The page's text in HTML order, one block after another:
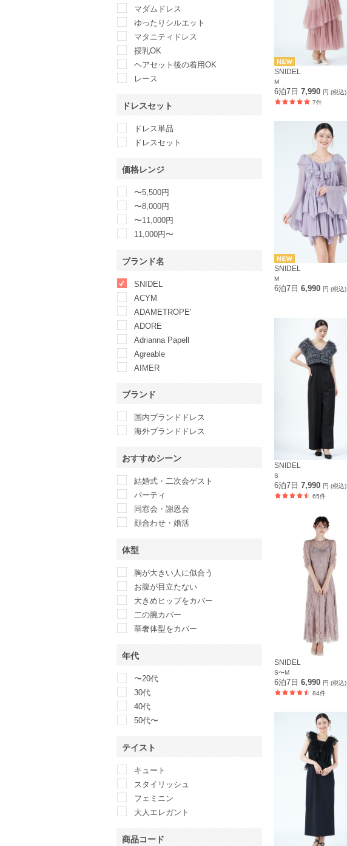
SNIDEL
M
6泊7日 7,990 円 (税込)
7件
SNIDEL
M
6泊7日 6,990 円 (税込)
SNIDEL
S
6泊7日 7,990 円 (税込)
65件
SNIDEL
S〜M
6泊7日 6,990 円 (税込)
84件
マダムドレス
ゆったりシルエット
マタニティドレス
授乳OK
ヘアセット後の着用OK
レース
ドレスセット
ドレス単品
ドレスセット
価格レンジ
〜5,500円
〜8,000円
〜11,000円
11,000円〜
ブランド名
SNIDEL
ACYM
ADAMETROPE'
ADORE
Adrianna Papell
Agreable
AIMER
AMERICAN LIVING
anatelier
ANAYI
ANDRESD
Another Edition
anuans
anySiS
Apploberry 東京ソワール
ARMANI COLLEZIONI
atlo
Attirantore
BANANA REPUBLIC
BCBG maxazria
BEAMS LIGHTS
ARROWS
Belle current 東京イギン
belle raffine
Callarus
Calvin Klein
CELFORD
Clear Impression
COCCOLUSSI 東京ソワール
COLLAGE GALLARDAGALANTE
CORTES WORKS
Couture Brooch
ブランド
国内ブランドドレス
海外ブランドドレス
おすすめシーン
結婚式・二次会ゲスト
パーティ
同窓会・謝恩会
顔合わせ・婚活
体型
胸が大きい人に似合う
お腹が目立たない
大きめヒップをカバー
二の腕カバー
華奢体型をカバー
年代
〜20代
30代
40代
50代〜
テイスト
キュート
スタイリッシュ
フェミニン
大人エレガント
商品コード